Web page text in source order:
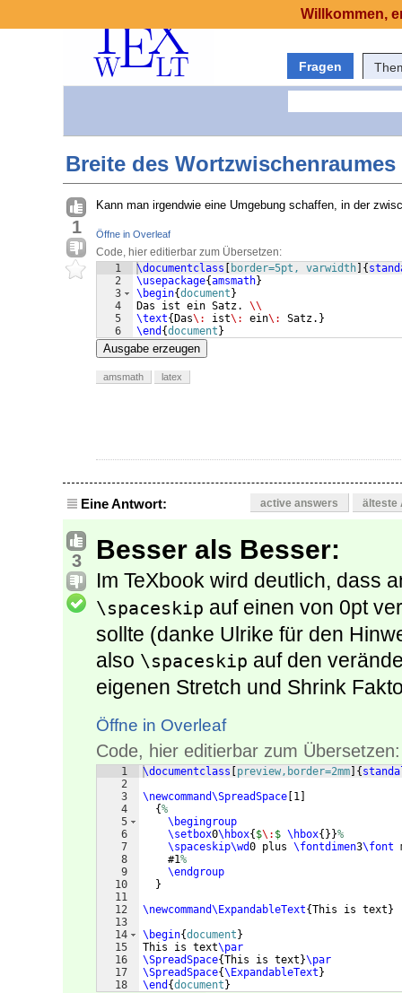
Fragen
Breite des
1
Kann man irgendwie eine Umgebung schaffen, in der
Öffne in Overleaf
Code, hier editierbar zum Übersetzen:
1
2
3
4
5
6
\documentclass border=5pt, varwidth {
\usepackage{amsmath}
\begin{document }
Das ist ein Satz. \\
\text{ Das\: ist\: ein\: Satz. }
\end {document }
Ausgabe erzeugen
amsmath latex
Eine Antwort: active answers älteste
3 Besser als Besser:
Im TeXbook wird deutlich, dass
\spaceskip auf einen von 0pt
sollte (danke Ulrike für den
also \spaceskip auf den
eigenen Stretch und Shrink
Öffne in Overleaf
Code, hier editierbar zum Übersetzen:
1
2
3
4
5
6
7
8
9
10
11
12
13
14
15
16
17
18
\documentclass preview,border=2mm {
\newcommand\SpreadSpace 1
{%
\begingroup
\setbox0\hbox{ $\: $ \hbox{ }}%
\spaceskip\wd0 plus \fontdimen3\font
    #1
%
\endgroup
}
\newcommand\ExpandableText{This is text }
\begin{document }
This is text\par
\SpreadSpace{This is text }\par
\SpreadSpace{\ExpandableText }
\end {document }
Willkommen,